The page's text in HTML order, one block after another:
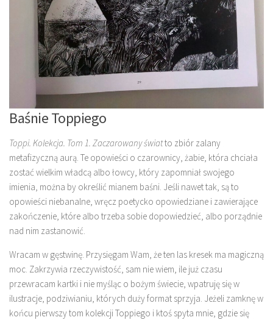
Baśnie Toppiego
Toppi. Kolekcja. Tom 1. Zaczarowany światto zbiór zalany
metafizyczną aurą. Te opowieści o czarownicy, żabie, która chciała
zostać wielkim władcą albo łowcy, który zapomniał swojego
imienia, można by określić mianem baśni. Jeśli nawet tak, są to
opowieści niebanalne, wręcz poetycko opowiedziane i zawierające
zakończenie, które albo trzeba sobie dopowiedzieć, albo porządnie
nad nim zastanowić.
Wracam w gęstwinę. Przysięgam Wam, że ten las kresek ma magiczną
moc. Zakrzywia rzeczywistość, sam nie wiem, ile już czasu
przewracam kartki i nie myśląc o bożym świecie, wpatruję się w
ilustracje, podziwianiu, których duży format sprzyja. Jeżeli zamknę w
końcu pierwszy tom kolekcji Toppiego i ktoś spyta mnie, gdzie się